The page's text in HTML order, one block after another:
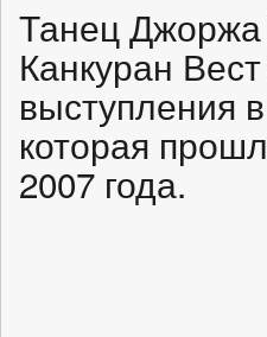
Танец Джоржа
Канкуран
выступления
которая
2007 года.